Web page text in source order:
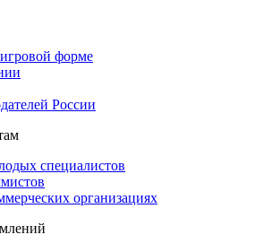
форме
России
специалистов
организациях